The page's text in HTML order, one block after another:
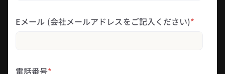
Eメール (会社メールアドレスをご記入ください)*
電話番号*